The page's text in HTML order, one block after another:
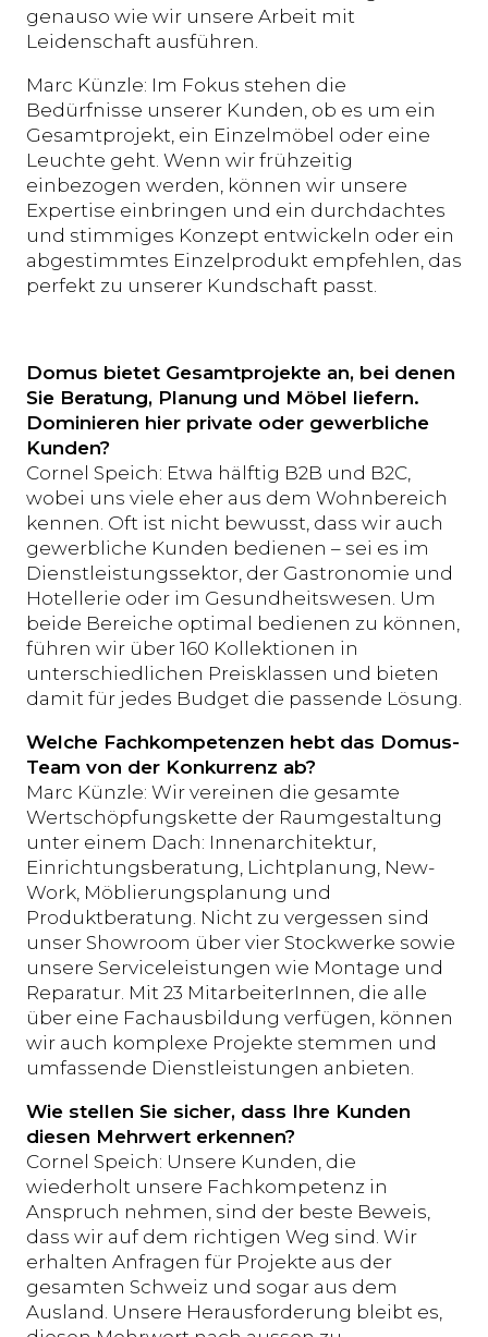
genauso wie wir unsere Arbeit mit
Leidenschaft ausführen.
Marc Künzle: Im Fokus stehen die
Bedürfnisse unserer Kunden, ob es um ein
Gesamtprojekt, ein Einzelmöbel oder eine
Leuchte geht. Wenn wir frühzeitig
einbezogen werden, können wir unsere
Expertise einbringen und ein durchdachtes
und stimmiges Konzept entwickeln oder ein
abgestimmtes Einzelprodukt empfehlen, das
perfekt zu unserer Kundschaft passt.
Domus bietet Gesamtprojekte an, bei denen
Sie Beratung, Planung und Möbel liefern.
Dominieren hier private oder gewerbliche
Kunden?
Cornel Speich: Etwa hälftig B2B und B2C,
wobei uns viele eher aus dem Wohnbereich
kennen. Oft ist nicht bewusst, dass wir auch
gewerbliche Kunden bedienen – sei es im
Dienstleistungssektor, der Gastronomie und
Hotellerie oder im Gesundheitswesen. Um
beide Bereiche optimal bedienen zu können,
führen wir über 160 Kollektionen in
unterschiedlichen Preisklassen und bieten
damit für jedes Budget die passende Lösung.
Welche Fachkompetenzen hebt das Domus-
Team von der Konkurrenz ab?
Marc Künzle: Wir vereinen die gesamte
Wertschöpfungskette der Raumgestaltung
unter einem Dach: Innenarchitektur,
Einrichtungsberatung, Lichtplanung, New-
Work, Möblierungsplanung und
Produktberatung. Nicht zu vergessen sind
unser Showroom über vier Stockwerke sowie
unsere Serviceleistungen wie Montage und
Reparatur. Mit 23 MitarbeiterInnen, die alle
über eine Fachausbildung verfügen, können
wir auch komplexe Projekte stemmen und
umfassende Dienstleistungen anbieten.
Wie stellen Sie sicher, dass Ihre Kunden
diesen Mehrwert erkennen?
Cornel Speich: Unsere Kunden, die
wiederholt unsere Fachkompetenz in
Anspruch nehmen, sind der beste Beweis,
dass wir auf dem richtigen Weg sind. Wir
erhalten Anfragen für Projekte aus der
gesamten Schweiz und sogar aus dem
Ausland. Unsere Herausforderung bleibt es,